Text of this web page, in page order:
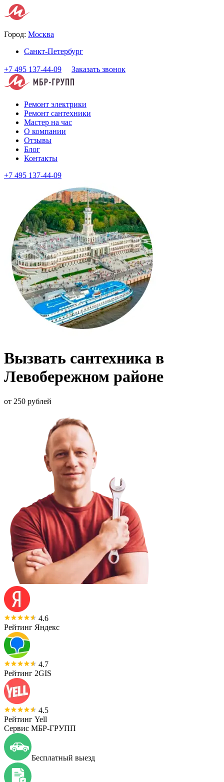
Город: Москва
Санкт-Петербург
+7 495 137-44-09 Заказать звонок
Ремонт электрики
Ремонт сантехники
Мастер на час
О компании
Отзывы
Блог
Контакты
+7 495 137-44-09
Вызвать сантехника в
Левобережном районе
от 250 рублей
4.6
Рейтинг Яндекс
4.7
Рейтинг 2GIS
4.5
Рейтинг Yell
Сервис МБР-ГРУПП
Бесплатный выезд